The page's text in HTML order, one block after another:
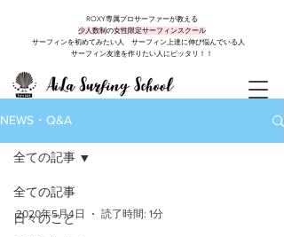
ROXY専属プロサーファーが教える
少人数制 の女性限定サーフィンスクール
サーフィンを初めてみたい人 サーフィン上達に伸び悩んでいる人
サーフィン友達を作りたい人にピッタリ！！
NEWS・Q&A
全ての記事
日々のこと
全ての記事
2020年5月4日 読了時間: 1分